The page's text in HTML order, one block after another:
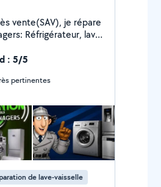
vente(SAV), je répare
Réfrigérateur, lave
Privilégiez la
: 5/5
pertinentes
de lave-vaisselle